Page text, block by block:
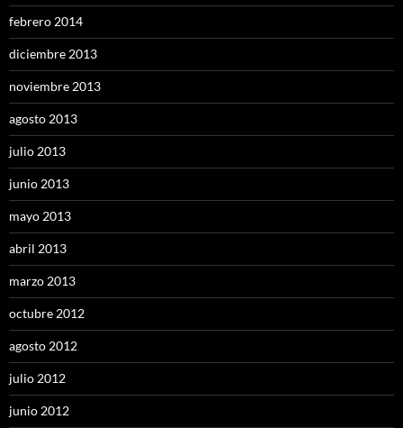
febrero 2014
diciembre 2013
noviembre 2013
agosto 2013
julio 2013
junio 2013
mayo 2013
abril 2013
marzo 2013
octubre 2012
agosto 2012
julio 2012
junio 2012